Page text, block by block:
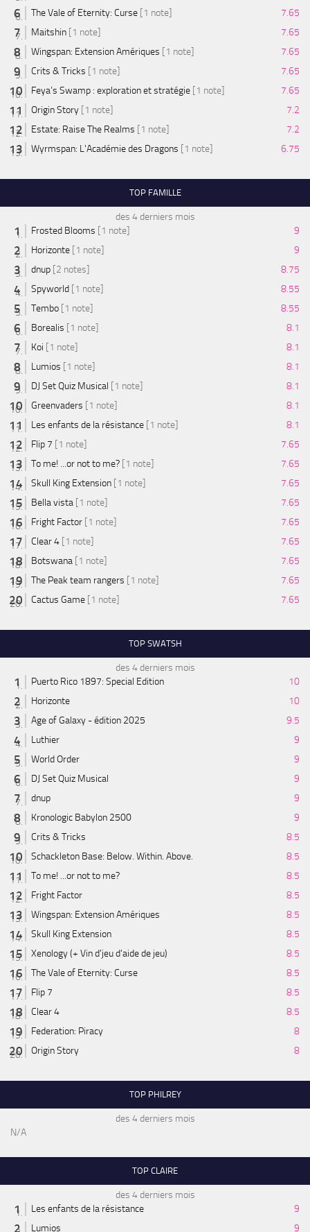
The Vale of Eternity: Curse [1 note]
7.65
Maitshin [1 note]
7.65
Wingspan: Extension Amériques [1 note]
7.65
Crits & Tricks [1 note]
7.65
Feya’s Swamp : exploration et stratégie [1 note]
7.65
Origin Story [1 note]
7.2
Estate: Raise The Realms [1 note]
7.2
Wyrmspan: L'Académie des Dragons [1 note] 6.75
TOP FAMILLE
des 4 derniers mois
Frosted Blooms [1 note]
9
Horizonte [1 note]
9
dnup [2 notes]
8.75
Spyworld [1 note]
8.55
Tembo [1 note]
8.55
Borealis [1 note]
8.1
Koi [1 note]
8.1
Lumios [1 note]
8.1
DJ Set Quiz Musical [1 note]
8.1
Greenvaders [1 note]
8.1
Les enfants de la résistance [1 note]
8.1
Flip 7 [1 note]
7.65
To me! ...or not to me? [1 note]
7.65
Skull King Extension [1 note]
7.65
Bella vista [1 note]
7.65
Fright Factor [1 note]
7.65
Clear 4 [1 note]
7.65
Botswana [1 note]
7.65
The Peak team rangers [1 note]
7.65
Cactus Game [1 note] 7.65
TOP SWATSH
des 4 derniers mois
Puerto Rico 1897: Special Edition
10
Horizonte
10
Age of Galaxy - édition 2025
9.5
Luthier
9
World Order
9
DJ Set Quiz Musical
9
dnup
9
Kronologic Babylon 2500
9
Crits & Tricks
8.5
Schackleton Base: Below. Within. Above.
8.5
To me! ...or not to me?
8.5
Fright Factor
8.5
Wingspan: Extension Amériques
8.5
Skull King Extension
8.5
Xenology (+ Vin d'jeu d'aide de jeu)
8.5
The Vale of Eternity: Curse
8.5
Flip 7
8.5
Clear 4
8.5
Federation: Piracy
8
Origin Story
8
TOP PHILREY
des 4 derniers mois
N/A
TOP CLAIRE
des 4 derniers mois
Les enfants de la résistance
9
Lumios
9